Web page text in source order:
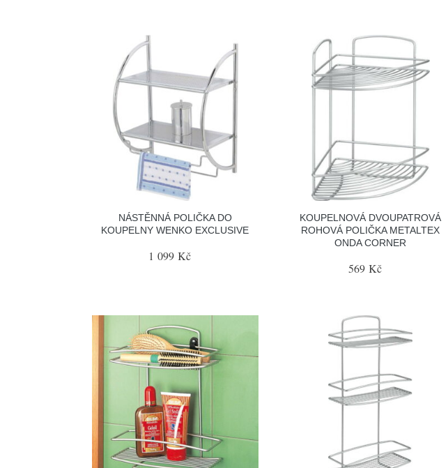
NÁSTĚNNÁ POLIČKA DO
KOUPELNY WENKO EXCLUSIVE
1 099 Kč
KOUPELNOVÁ DVOUPATROVÁ
ROHOVÁ POLIČKA METALTEX
ONDA CORNER
569 Kč